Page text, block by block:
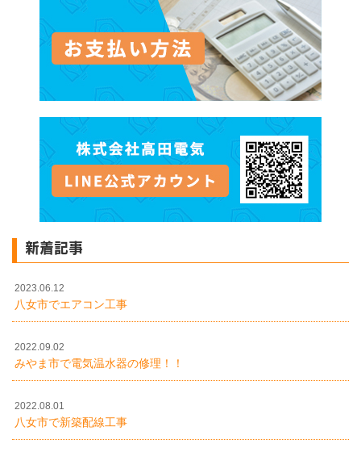
新着記事
2023.06.12
八女市でエアコン工事
2022.09.02
みやま市で電気温水器の修理！！
2022.08.01
八女市で新築配線工事